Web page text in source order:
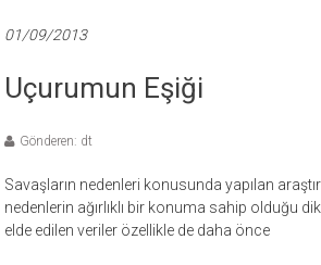
01/09/2013
Uçurumun Eşiği
Gönderen: dt
Savaşların nedenleri konusunda yapılan
nedenlerin ağırlıklı bir konuma sahip olduğu
elde edilen veriler özellikle de daha önce